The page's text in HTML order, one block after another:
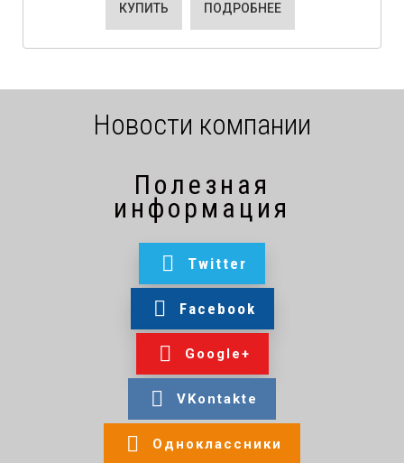
КУПИТЬ ПОДРОБНЕЕ
Новости компании
Полезная
информация
Twitter
Facebook
Google+
VKontakte
Одноклассники